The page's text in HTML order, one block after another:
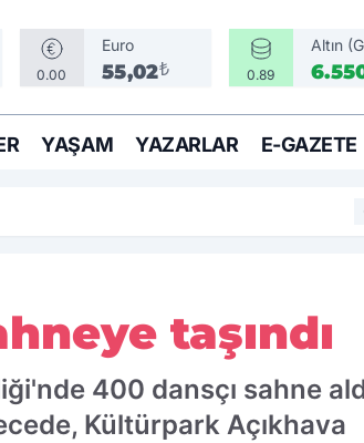
0.00
Euro
55,02₺ 0.89
Altın
YAŞAM YAZARLAR E-GAZETE
taşındı
400 dansçı sahne
Kültürpark Açıkhava